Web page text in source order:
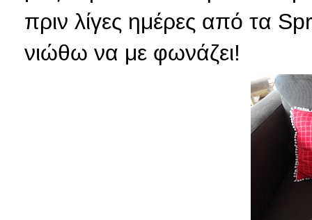
πριν λίγες ημέρες από τα
νιώθω να με φωνάζει!